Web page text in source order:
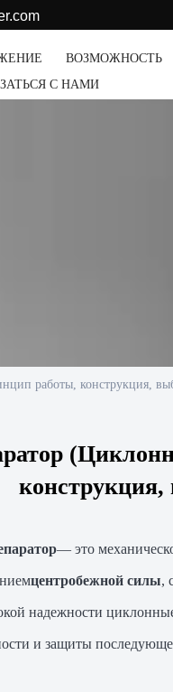
ВОЗМОЖНОСТЬ
С НАМИ
работы, конструкция,
— это
центробежной силы,
надежности
и защиты